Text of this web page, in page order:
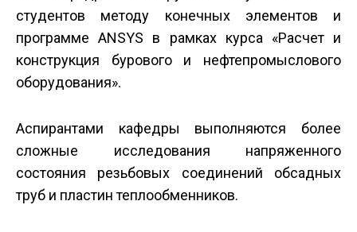
студентов методу конечных элементов и
программе ANSYS в рамках курса «Расчет и
конструкция бурового и нефтепромыслового
оборудования».
Аспирантами кафедры выполняются более
сложные исследования напряженного
состояния резьбовых соединений обсадных
труб и пластин теплообменников.